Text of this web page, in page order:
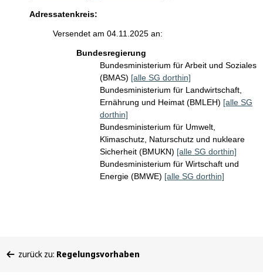
Adressatenkreis:
Versendet am 04.11.2025 an:
Bundesregierung
Bundesministerium für Arbeit und Soziales
(BMAS) [alle SG dorthin]
Bundesministerium für Landwirtschaft,
Ernährung und Heimat (BMLEH) [alle SG
dorthin]
Bundesministerium für Umwelt,
Klimaschutz, Naturschutz und nukleare
Sicherheit (BMUKN) [alle SG dorthin]
Bundesministerium für Wirtschaft und
Energie (BMWE) [alle SG dorthin]
befinden
zurück zu: Regelungsvorhaben